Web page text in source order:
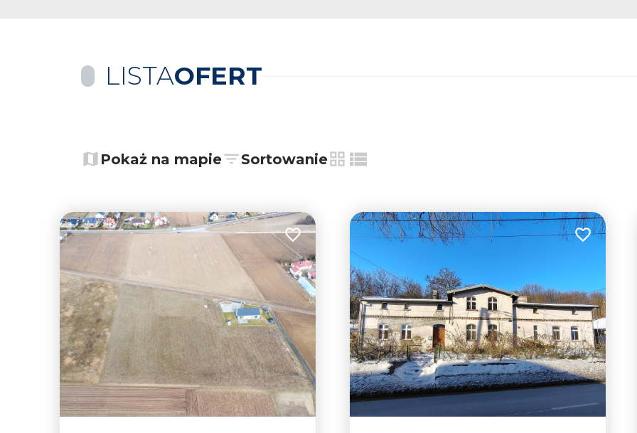
LISTAOFERT
10
−
Pokaż na mapie Sortowanie
tabela
lista
Dodaj do ulubionych Dodaj do